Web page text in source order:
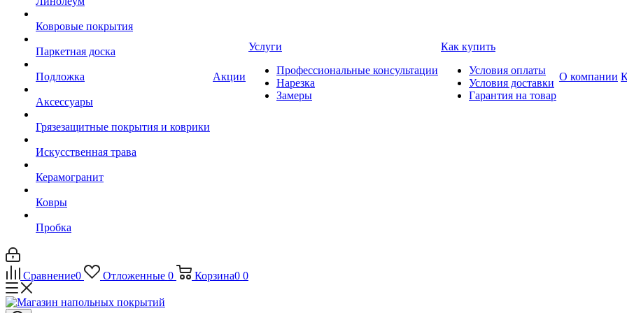
Ковровые покрытия
Паркетная доска
Подложка
Аксессуары
Грязезащитные покрытия и коврики
Искусственная трава
Керамогранит
Ковры
Пробка
Акции
Услуги
Профессиональные консультации
Нарезка
Замеры
Как купить
Условия оплаты
Условия доставки
Гарантия на товар
О компании
Сравнение0 Отложенные 0 Корзина0 0